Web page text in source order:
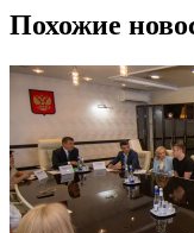
Похожие